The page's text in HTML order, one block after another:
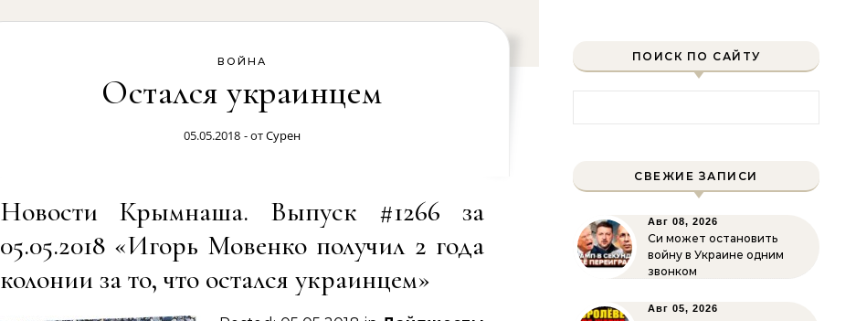
ВОЙНА
Остался украинцем
05.05.2018 - отСурен
Новости Крымнаша. Выпуск #1266 за
05.05.2018 «Игорь Мовенко получил 2 года
колонии за то, что остался украинцем»
ПОИСК ПО САЙТУ
СВЕЖИЕ ЗАПИСИ
Авг 08, 2026
Си может остановить
войну в Украине одним
звонком
Авг 05, 2026